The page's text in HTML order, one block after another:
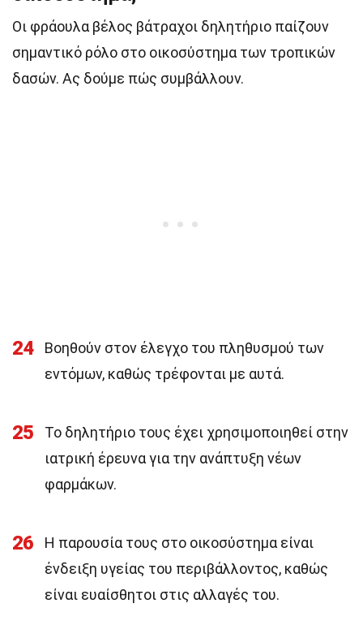
Οι φράουλα βέλος βάτραχοι δηλητήριο παίζουν
σημαντικό ρόλο στο οικοσύστημα των τροπικών
δασών. Ας δούμε πώς συμβάλλουν.
24
Βοηθούν στον έλεγχο του πληθυσμού των
εντόμων, καθώς τρέφονται με αυτά.
25
Το δηλητήριο τους έχει χρησιμοποιηθεί στην
ιατρική έρευνα για την ανάπτυξη νέων
φαρμάκων.
26
Η παρουσία τους στο οικοσύστημα είναι
ένδειξη υγείας του περιβάλλοντος, καθώς
είναι ευαίσθητοι στις αλλαγές του.